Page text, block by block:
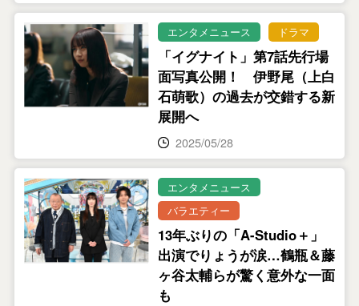
エンタメニュース ドラマ
「イグナイト」第7話先行場
面写真公開！ 伊野尾（上白
石萌歌）の過去が交錯する新
展開へ
2025/05/28
エンタメニュース
バラエティー
13年ぶりの「A-Studio＋」
出演でりょうが涙…鶴瓶＆藤
ヶ谷太輔らが驚く意外な一面
も